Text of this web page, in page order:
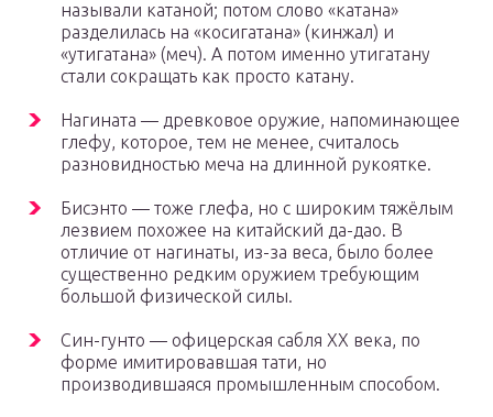
называли катаной; потом слово «катана»
разделилась на «косигатана» (кинжал) и
«утигатана» (меч). А потом именно утигатану
стали сокращать как просто катану.
Нагината — древковое оружие, напоминающее
глефу, которое, тем не менее, считалось
разновидностью меча на длинной рукоятке.
Бисэнто — тоже глефа, но с широким тяжёлым
лезвием похожее на китайский да-дао. В
отличие от нагинаты, из-за веса, было более
существенно редким оружием требующим
большой физической силы.
Син-гунто — офицерская сабля XX века, по
форме имитировавшая тати, но
производившаяся промышленным способом.